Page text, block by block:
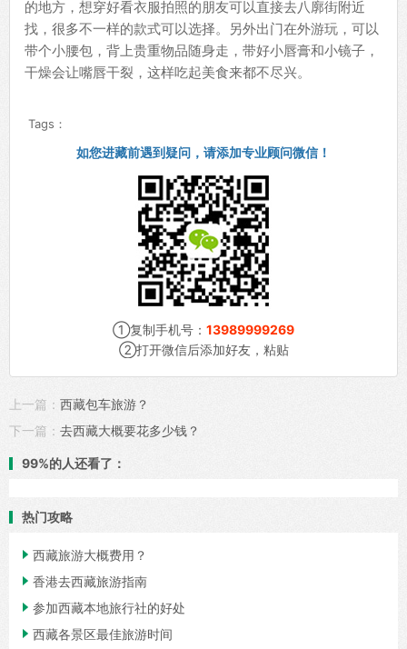
的地方，想穿好看衣服拍照的朋友可以直接去八廓街附近
找，很多不一样的款式可以选择。另外出门在外游玩，可以
带个小腰包，背上贵重物品随身走，带好小唇膏和小镜子，
干燥会让嘴唇干裂，这样吃起美食来都不尽兴。
Tags：
如您进藏前遇到疑问，请添加专业顾问微信！
①复制手机号： 13989999269
②打开微信后添加好友，粘贴
上一篇： 西藏包车旅游？
下一篇： 去西藏大概要花多少钱？
99%的人还看了：
热门攻略
 西藏旅游大概费用？
 香港去西藏旅游指南
 参加西藏本地旅行社的好处
 西藏各景区最佳旅游时间